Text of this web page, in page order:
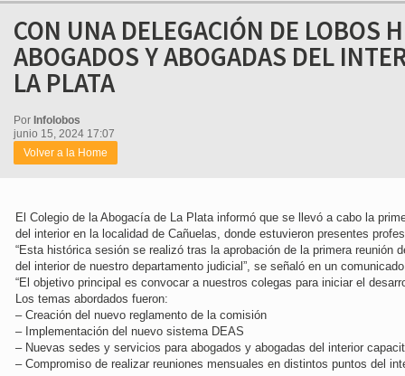
CON UNA DELEGACIÓN DE LOBOS
ABOGADOS Y ABOGADAS DEL
LA PLATA
Por Infolobos
junio 15, 2024 17:07
Volver a la Home
El Colegio de la Abogacía de La Plata informó que se llevó a cabo la
del interior en la localidad de Cañuelas, donde estuvieron presentes
“Esta histórica sesión se realizó tras la aprobación de la primera
del interior de nuestro departamento judicial”, se señaló en un
“El objetivo principal es convocar a nuestros colegas para iniciar el
Los temas abordados fueron:
– Creación del nuevo reglamento de la comisión
– Implementación del nuevo sistema DEAS
– Nuevas sedes y servicios para abogados y abogadas del interior
– Compromiso de realizar reuniones mensuales en distintos puntos del